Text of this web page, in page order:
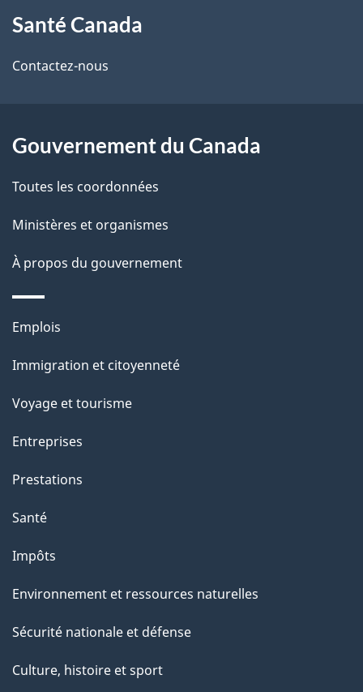
i
l
d
e
p
a
propos
de
site
Santé Canada
Contactez-nous
Gouvernement du Canada
Toutes les coordonnées
Ministères et organismes
À propos du gouvernement
Thèmes
sujets
Emplois
Immigration et citoyenneté
Voyage et tourisme
Entreprises
Prestations
Santé
Impôts
Environnement et ressources naturelles
Sécurité nationale et défense
Culture, histoire et sport